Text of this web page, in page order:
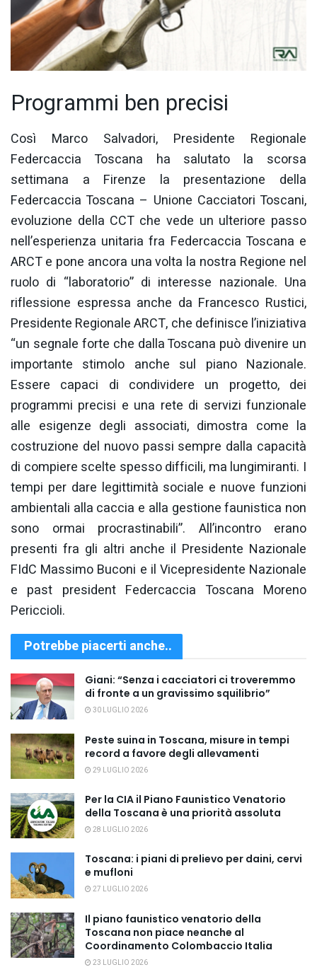
Programmi ben precisi
Così Marco Salvadori, Presidente Regionale
Federcaccia Toscana ha salutato la scorsa
settimana a Firenze la presentazione della
Federcaccia Toscana – Unione Cacciatori Toscani,
evoluzione della CCT che vede un ulteriore passo
nell’esperienza unitaria fra Federcaccia Toscana e
ARCT e pone ancora una volta la nostra Regione nel
ruolo di “laboratorio” di interesse nazionale. Una
riflessione espressa anche da Francesco Rustici,
Presidente Regionale ARCT, che definisce l’iniziativa
“un segnale forte che dalla Toscana può divenire un
importante stimolo anche sul piano Nazionale.
Essere capaci di condividere un progetto, dei
programmi precisi e una rete di servizi funzionale
alle esigenze degli associati, dimostra come la
costruzione del nuovo passi sempre dalla capacità
di compiere scelte spesso difficili, ma lungimiranti. I
tempi per dare legittimità sociale e nuove funzioni
ambientali alla caccia e alla gestione faunistica non
sono ormai procrastinabili”. All’incontro erano
presenti fra gli altri anche il Presidente Nazionale
FIdC Massimo Buconi e il Vicepresidente Nazionale
e past president Federcaccia Toscana Moreno
Periccioli.
Potrebbe piacerti anche..
Giani: “Senza i cacciatori ci troveremmo
di fronte a un gravissimo squilibrio”
30 LUGLIO 2026
Peste suina in Toscana, misure in tempi
record a favore degli allevamenti
29 LUGLIO 2026
Per la CIA il Piano Faunistico Venatorio
della Toscana è una priorità assoluta
28 LUGLIO 2026
Toscana: i piani di prelievo per daini, cervi
e mufloni
27 LUGLIO 2026
Il piano faunistico venatorio della
Toscana non piace neanche al
Coordinamento Colombaccio Italia
23 LUGLIO 2026